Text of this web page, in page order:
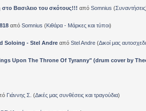
Βασιλειο του σκότους!!! από Somnius (Συναντήσεις
από Somnius (Κιθάρα - Μάρκες και τύποι)
Soloing - Stel Andreαπό Stel Andre(Δικοί μας
Upon The Throne Of Tyranny" (drum cover by
Γιάννης Σ. (Δικές μας συνθέσεις και τραγούδια)